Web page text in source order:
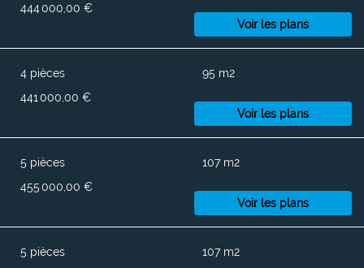
444 000,00 €
Voir les plans
4 pièces
95 m2
441 000,00 €
Voir les plans
5 pièces
107 m2
455 000,00 €
Voir les plans
5 pièces
107 m2